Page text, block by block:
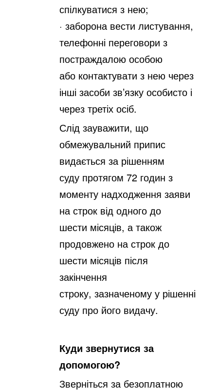
спілкуватися з нею;
· заборона вести листування,
телефонні переговори з
постраждалою особою
або контактувати з нею через
інші засоби зв’язку особисто і
через третіх осіб.
Слід зауважити, що
обмежувальний припис
видається за рішенням
суду протягом 72 годин з
моменту надходження заяви
на строк від одного до
шести місяців, а також
продовжено на строк до
шести місяців після
закінчення
строку,зазначеному у рішенні
суду про його видачу.
Куди звернутися за
допомогою?
Зверніться за безоплатною